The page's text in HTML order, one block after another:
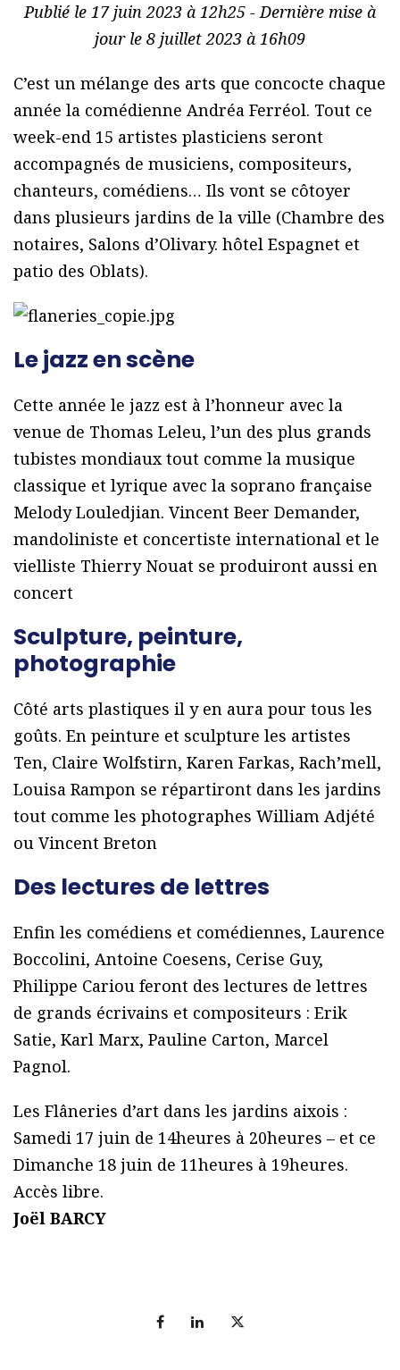
Publié le 17 juin 2023 à 12h25 - Dernière mise à
jour le 8 juillet 2023 à 16h09
C’est un mélange des arts que concocte chaque
année la comédienne Andréa Ferréol. Tout ce
week-end 15 artistes plasticiens seront
accompagnés de musiciens, compositeurs,
chanteurs, comédiens… Ils vont se côtoyer
dans plusieurs jardins de la ville (Chambre des
notaires, Salons d’Olivary. hôtel Espagnet et
patio des Oblats).
Le jazz en scène
Cette année le jazz est à l’honneur avec la
venue de Thomas Leleu, l’un des plus grands
tubistes mondiaux tout comme la musique
classique et lyrique avec la soprano française
Melody Louledjian. Vincent Beer Demander,
mandoliniste et concertiste international et le
vielliste Thierry Nouat se produiront aussi en
concert
Sculpture, peinture,
photographie
Côté arts plastiques il y en aura pour tous les
goûts. En peinture et sculpture les artistes
Ten, Claire Wolfstirn, Karen Farkas, Rach’mell,
Louisa Rampon se répartiront dans les jardins
tout comme les photographes William Adjété
ou Vincent Breton
Des lectures de lettres
Enfin les comédiens et comédiennes, Laurence
Boccolini, Antoine Coesens, Cerise Guy,
Philippe Cariou feront des lectures de lettres
de grands écrivains et compositeurs : Erik
Satie, Karl Marx, Pauline Carton, Marcel
Pagnol.
Les Flâneries d’art dans les jardins aixois :
Samedi 17 juin de 14heures à 20heures – et ce
Dimanche 18 juin de 11heures à 19heures.
Accès libre.
Joël BARCY